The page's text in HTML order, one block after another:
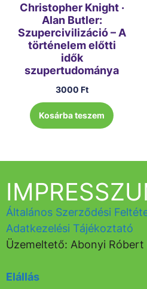
Christopher Knight ·
Alan Butler:
Szupercivilizáció – A
történelem előtti
idők
szupertudománya
3000 Ft
Kosárba teszem
Általános Szerződési
Adatkezelési Tájékoztató
Üzemeltető: Abonyi
Elállás